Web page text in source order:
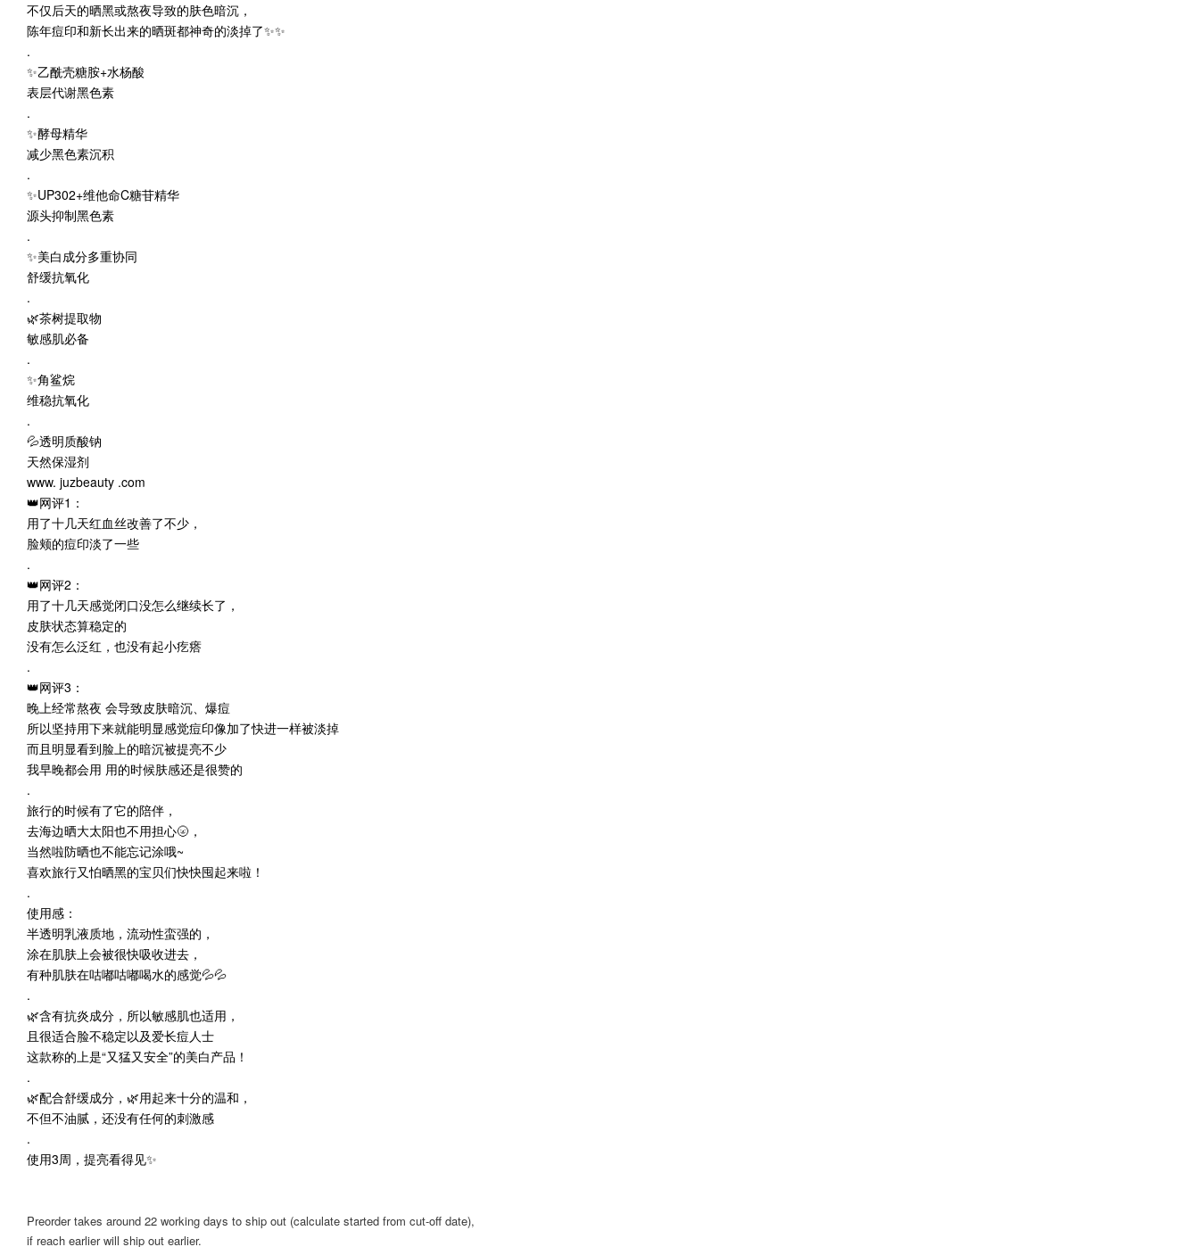
不仅后天的晒黑或熬夜导致的肤色暗沉，
陈年痘印和新长出来的晒斑都神奇的淡掉了✨✨
.
✨乙酰壳糖胺+水杨酸
表层代谢黑色素
.
✨酵母精华
减少黑色素沉积
.
✨UP302+维他命C糖苷精华
源头抑制黑色素
.
✨美白成分多重协同
舒缓抗氧化
.
🌿茶树提取物
敏感肌必备
.
✨角鲨烷
维稳抗氧化
.
💦透明质酸钠
天然保湿剂
www. juzbeauty .com
👑网评1：
用了十几天红血丝改善了不少，
脸颊的痘印淡了一些
.
👑网评2：
用了十几天感觉闭口没怎么继续长了，
皮肤状态算稳定的
没有怎么泛红，也没有起小疙瘩
.
👑网评3：
晚上经常熬夜 会导致皮肤暗沉、爆痘
所以坚持用下来就能明显感觉痘印像加了快进一样被淡掉
而且明显看到脸上的暗沉被提亮不少
我早晚都会用 用的时候肤感还是很赞的
.
旅行的时候有了它的陪伴，
去海边晒大太阳也不用担心🌝，
当然啦防晒也不能忘记涂哦~
喜欢旅行又怕晒黑的宝贝们快快囤起来啦！
.
使用感：
半透明乳液质地，流动性蛮强的，
涂在肌肤上会被很快吸收进去，
有种肌肤在咕嘟咕嘟喝水的感觉💦💦
.
🌿含有抗炎成分，所以敏感肌也适用，
且很适合脸不稳定以及爱长痘人士
这款称的上是“又猛又安全”的美白产品！
.
🌿配合舒缓成分，🌿用起来十分的温和，
不但不油腻，还没有任何的刺激感
.
使用3周，提亮看得见✨
Preorder takes around 22 working days to ship out (calculate started from cut-off date),
if reach earlier will ship out earlier.